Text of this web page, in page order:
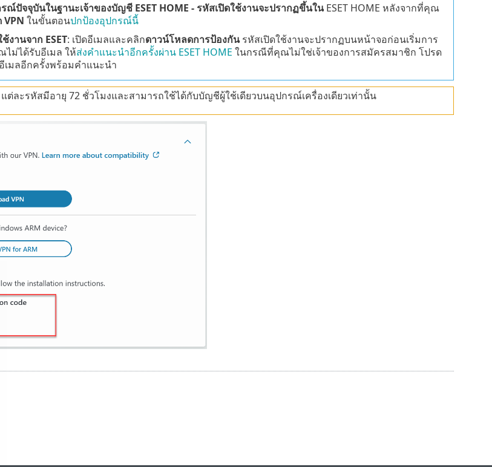
ณ์ปัจจุบันในฐานะเจ้าของบัญชี ESET HOME - รหัสเปิดใช้งานจะปรากฏขึ้นในESET HOME หลังจากที่คุณ
VPN ในขั้นตอนปกป้องอุปกรณ์นี้
งานจาก ESET: เปิดอีเมลและคลิกดาวน์โหลดการป้องกันรหัสเปิดใช้งานจะปรากฏบนหน้าจอก่อนเริ่มการ
ม่ได้รับอีเมล ให้ส่งคำแนะนำอีกครั้งผ่าน ESET HOME ในกรณีที่คุณไม่ใช่เจ้าของการสมัครสมาชิก โปรด
เมลอีกครั้งพร้อมคำแนะนำ
แต่ละรหัสมีอายุ 72 ชั่วโมงและสามารถใช้ได้กับบัญชีผู้ใช้เดียวบนอุปกรณ์เครื่องเดียวเท่านั้น